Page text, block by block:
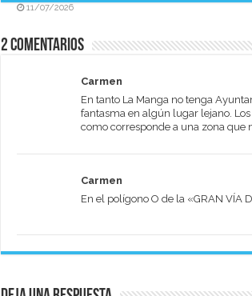
11/07/2026
2 comentarios
Carmen
En tanto La Manga no tenga
fantasma en algún lugar lejano.
como corresponde a una zona que
Carmen
En el polígono O de la «GRAN VÍA